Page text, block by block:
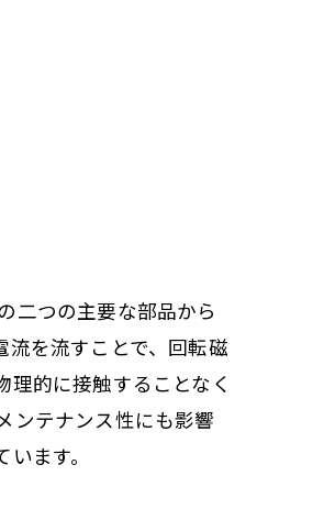
二つの主要な部品から
を流すことで、回転磁
的に接触することなく
ンテナンス性にも影響
ます。